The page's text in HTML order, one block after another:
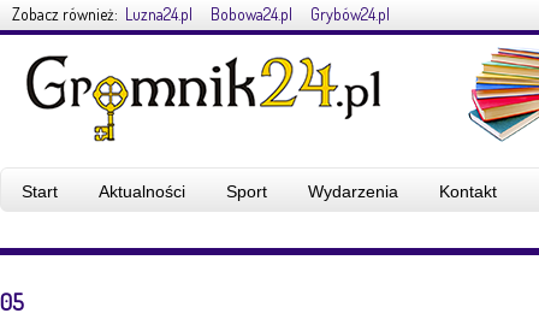
Zobacz również: Luzna24.pl Bobowa24.pl Grybów24.pl
Start Aktualności Sport Wydarzenia Kontakt
05